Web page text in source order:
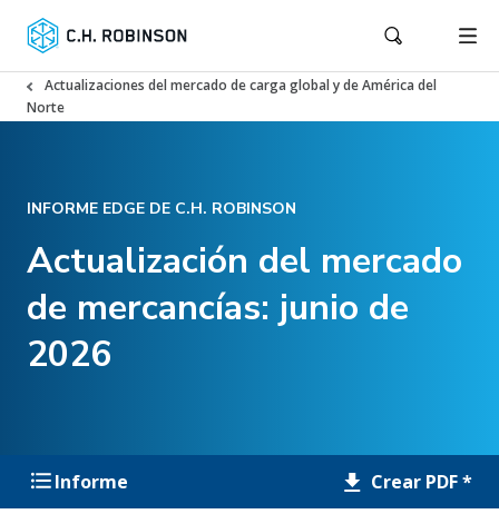
Actualizaciones del mercado de carga global y de América del
Norte
INFORME EDGE DE C.H. ROBINSON
Actualización del mercado
de mercancías: junio de
2026
Informe Crear PDF *